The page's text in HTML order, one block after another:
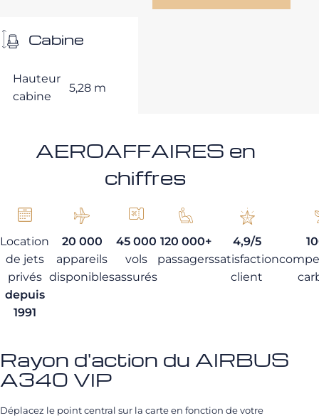
Cabine
Hauteur
cabine
5,28 m
AEROAFFAIRES en
chiffres
Location
de jets
privés
depuis
1991
20 000
appareils
disponibles
45 000
vols
assurés
120 000+
passagers
4,9/5
satisfaction
client
Rayon d'action du AIRBUS
A340 VIP
Déplacez le point central sur la carte en fonction de votre